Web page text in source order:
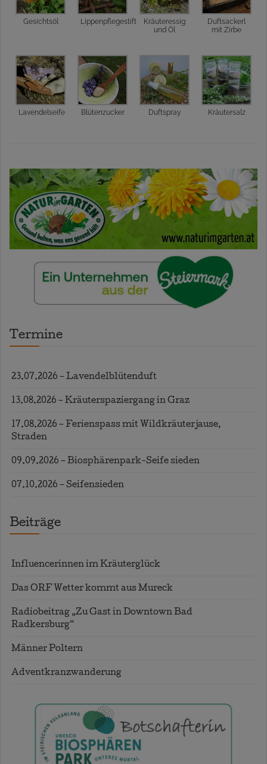
Gesichtsöl Lippenpflegestift
Kräuteressig
und Öl
Duftsackerl
mit Zirbe
Lavendelseife Blütenzucker Duftspray Kräutersalz
Termine
23.07.2026 – Lavendelblütenduft
13.08.2026 – Kräuterspaziergang in Graz
17.08.2026 – Ferienspass mit Wildkräuterjause,
Straden
09.09.2026 – Biosphärenpark-Seife sieden
07.10.2026 – Seifensieden
Beiträge
Influencerinnen im Kräuterglück
Das ORF Wetter kommt aus Mureck
Radiobeitrag „Zu Gast in Downtown Bad
Radkersburg“
Männer Poltern
Adventkranzwanderung